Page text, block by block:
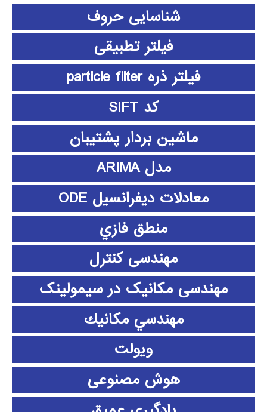
شناسایی حروف
فیلتر تطبیقی
فیلتر ذره particle filter
کد SIFT
ماشین بردار پشتیبان
مدل ARIMA
معادلات دیفرانسیل ODE
منطق فازي
مهندسی کنترل
مهندسی مکانیک در سیمولینک
مهندسي مكانيك
ویولت
هوش مصنوعی